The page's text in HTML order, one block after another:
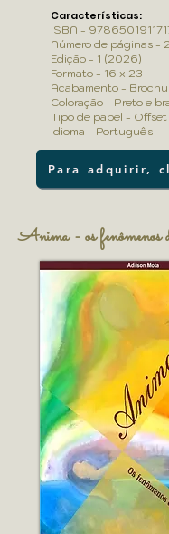
Características:
ISBN -
Número de páginas -
Edição - 1 (2026)
Formato - 16 x 23
Acabamento -
Coloração - Preto e
Tipo de papel - Offset
Idioma - Português
Para adquirir,
Anima - os fenômenos